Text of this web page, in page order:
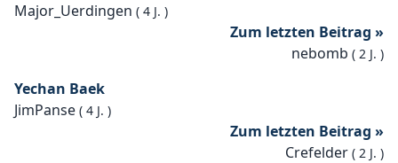
Major_Uerdingen ( 4 J. )
Zum letzten Beitrag »
nebomb ( 2 J. )
Yechan Baek
JimPanse ( 4 J. )
Zum letzten Beitrag »
Crefelder ( 2 J. )